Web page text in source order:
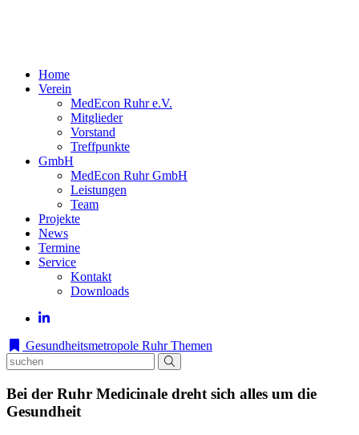
Home
Verein
MedEcon Ruhr e.V.
Mitglieder
Vorstand
Treffpunkte
GmbH
MedEcon Ruhr GmbH
Leistungen
Team
Projekte
News
Termine
Service
Kontakt
Downloads
Gesundheitsmetropole Ruhr Themen
Bei der Ruhr Medicinale dreht sich alles um die
Gesundheit